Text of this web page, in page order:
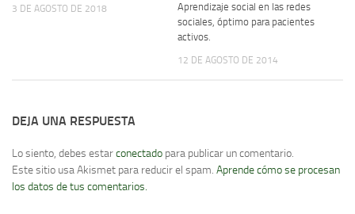
3 DE AGOSTO DE 2018
Aprendizaje social en las redes
sociales, óptimo para pacientes
activos.
12 DE AGOSTO DE 2014
DEJA UNA RESPUESTA
Lo siento, debes estarconectado para publicar un comentario.
Este sitio usa Akismet para reducir el spam. Aprende cómo se procesan
los datos de tus comentarios.